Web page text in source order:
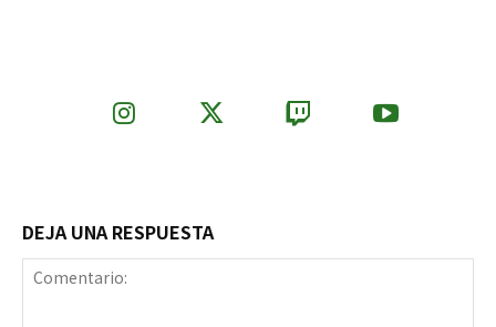
DEJA UNA RESPUESTA